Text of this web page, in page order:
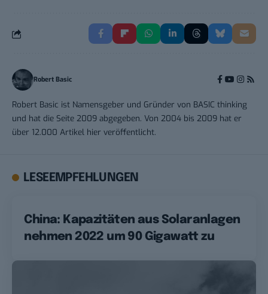
Robert Basic
Robert Basic ist Namensgeber und Gründer von BASIC thinking
und hat die Seite 2009 abgegeben. Von 2004 bis 2009 hat er
über 12.000 Artikel hier veröffentlicht.
LESEEMPFEHLUNGEN
China: Kapazitäten aus Solaranlagen
nehmen 2022 um 90 Gigawatt zu